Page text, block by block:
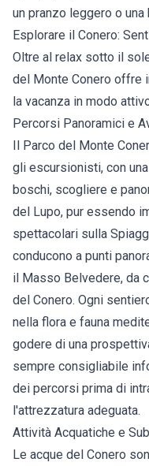
un pranzo leggero o una
Esplorare il Conero:
Oltre al relax sotto il
del Monte Conero offre
la vacanza in modo
Percorsi Panoramici e
Il Parco del Monte
gli escursionisti, con
boschi, scogliere e
del Lupo, pur essendo
spettacolari sulla
conducono a punti
il Masso Belvedere, da
del Conero. Ogni
nella flora e fauna
godere di una
sempre consigliabile
dei percorsi prima di
l'attrezzatura adeguata.
Attività Acquatiche e
Le acque del Conero